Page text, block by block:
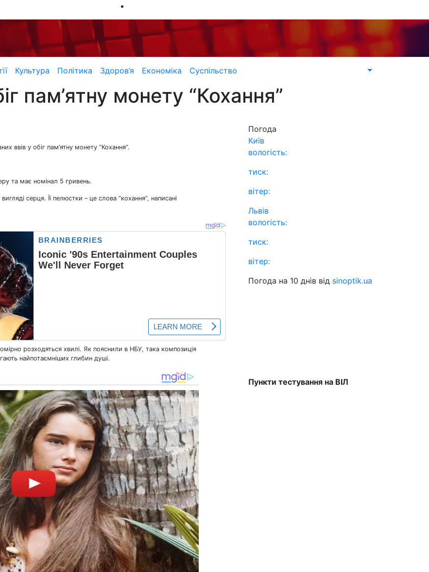
Культура Політика Здоров’я Економіка Суспільство
пам’ятну монету “Кохання”
ввів у обіг пам’ятну монету “Кохання”.
та має номінал 5 гривень.
серця. Її пелюстки – це слова “кохання”, написані
розходяться хвилі. Як пояснили в НБУ, така композиція
найпотаємніших глибин душі.
Погода
Київ
вологість:
тиск:
вітер:
Львів
вологість:
тиск:
вітер:
Погода на 10 днів від sinoptik.ua
Пункти тестування на ВІЛ